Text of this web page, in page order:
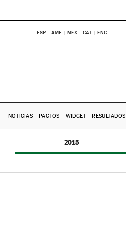
ESP AME MEX CAT ENG
NOTICIAS PACTOS WIDGET RESULTADOS
2015